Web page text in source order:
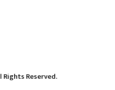
Reserved.